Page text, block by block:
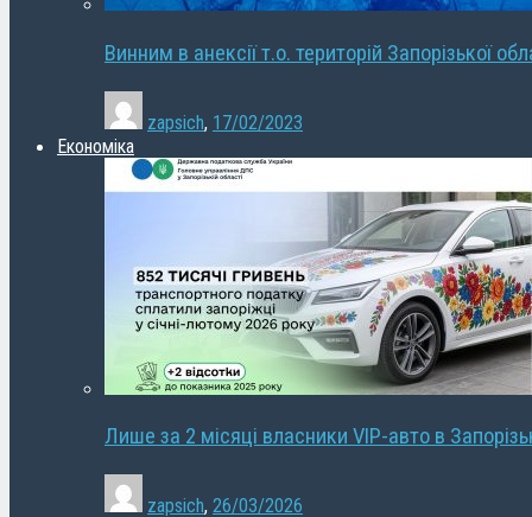
Винним в анексії т.о. територій Запорізької
zapsich, 17/02/2023
Економіка
Лише за 2 місяці власники VIP-авто в
zapsich, 26/03/2026